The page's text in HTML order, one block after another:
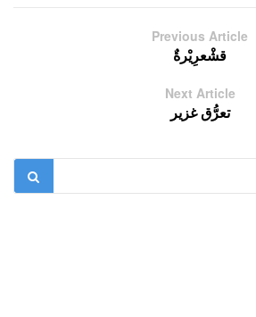
Previous Article
قشْعرِيْرةٌ
Next Article
تعرُّق غزير